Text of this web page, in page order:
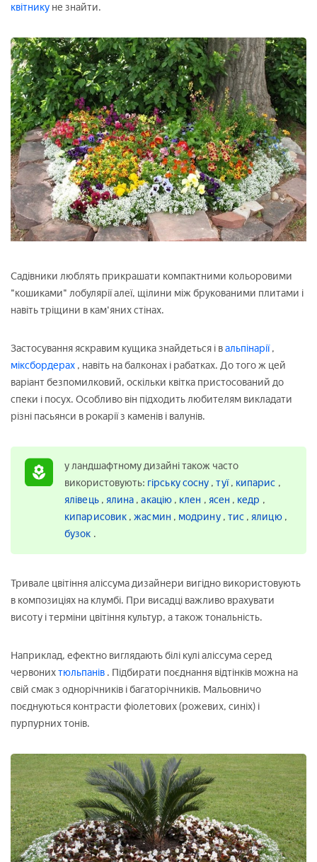
квітнику не знайти.
Садівники люблять прикрашати компактними кольоровими
"кошиками" лобулярії алеї, щілини між брукованими плитами і
навіть тріщини в кам'яних стінах.
Застосування яскравим кущика знайдеться і вальпінарії,
міксбордерах , навіть на балконах і рабатках. До того ж цей
варіант безпомилковий, оскільки квітка пристосований до
спеки і посух. Особливо він підходить любителям викладати
різні пасьянси в рокарії з каменів і валунів.
у ландшафтному дизайні також часто
використовують: гірську сосну ,туї, кипарис ,
ялівець , ялина ,акацію , клен , ясен , кедр ,
кипарисовик ,жасмин , модрину , тис ,ялицю ,
бузок .
Тривале цвітіння аліссума дизайнери вигідно використовують
в композиціях на клумбі. При висадці важливо врахувати
висоту і терміни цвітіння культур, а також тональність.
Наприклад, ефектно виглядають білі кулі аліссума серед
червонихтюльпанів . Підбирати поєднання відтінків можна на
свій смак з однорічників і багаторічників. Мальовничо
поєднуються контрасти фіолетових (рожевих, синіх) і
пурпурних тонів.